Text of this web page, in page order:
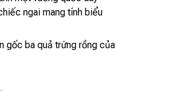
ngai mang tính biểu
gốc ba quả trứng rồng của